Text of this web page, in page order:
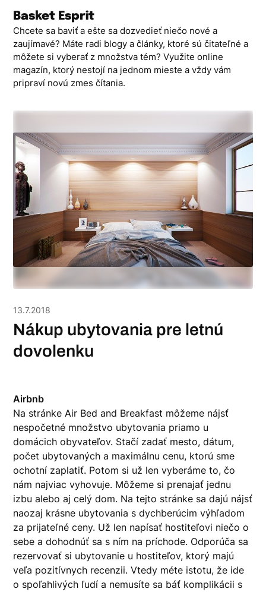
content
Basket Esprit
Chcete sa baviť a ešte sa dozvedieť niečo nové a
zaujímavé? Máte radi blogy a články, ktoré sú čitateľné a
môžete si vyberať z množstva tém? Využite online
magazín, ktorý nestojí na jednom mieste a vždy vám
pripraví novú zmes čítania.
13.7.2018
Nákup ubytovania pre letnú
dovolenku
Airbnb
Na stránke Air Bed and Breakfast môžeme nájsť
nespočetné množstvo ubytovania priamo u
domácich obyvateľov. Stačí zadať mesto, dátum,
počet ubytovaných a maximálnu cenu, ktorú sme
ochotní zaplatiť. Potom si už len vyberáme to, čo
nám najviac vyhovuje. Môžeme si prenajať jednu
izbu alebo aj celý dom. Na tejto stránke sa dajú nájsť
naozaj krásne ubytovania s dychberúcim výhľadom
za prijateľné ceny. Už len napísať hostiteľovi niečo o
sebe a dohodnúť sa s ním na príchode. Odporúča sa
rezervovať si ubytovanie u hostiteľov, ktorý majú
veľa pozitívnych recenzii. Vtedy méte istotu, že ide
o spoľahlivých ľudí a nemusíte sa báť komplikácii s